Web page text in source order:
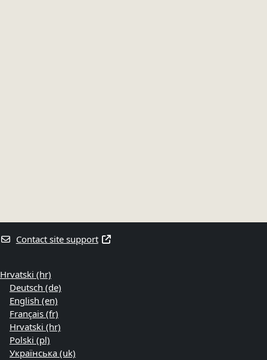
Contact site support
Hrvatski ‎(hr)‎
Deutsch ‎(de)‎
English ‎(en)‎
Français ‎(fr)‎
Hrvatski ‎(hr)‎
Polski ‎(pl)‎
Українська ‎(uk)‎